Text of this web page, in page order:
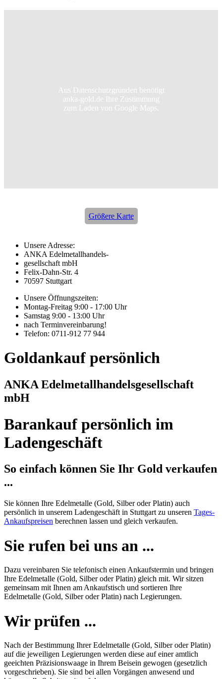
Größere Karte
Aus Datenschutzgründen benötigt
anka-gold.de Ihre Zustimmung
zum Laden von Google Maps.
Unsere Adresse:
ANKA Edelmetallhandels-
gesellschaft mbH
Felix-Dahn-Str. 4
70597 Stuttgart
Unsere Öffnungszeiten:
Montag-Freitag 9:00 - 17:00 Uhr
Samstag 9:00 - 13:00 Uhr
nach Terminvereinbarung!
Telefon: 0711-912 77 944
Goldankauf persönlich
ANKA Edelmetallhandelsgesellschaft
mbH
Barankauf persönlich im
Ladengeschäft
So einfach können Sie Ihr Gold verkaufen
...
Sie können Ihre Edelmetalle (Gold, Silber oder Platin) auch
persönlich in unserem Ladengeschäft in Stuttgart zu unseren Tages-
Ankaufspreisen berechnen lassen und gleich verkaufen.
Sie rufen bei uns an ...
Dazu vereinbaren Sie telefonisch einen Ankaufstermin und bringen
Ihre Edelmetalle (Gold, Silber oder Platin) gleich mit. Wir sitzen
gemeinsam mit Ihnen am Ankaufstisch und sortieren Ihre
Edelmetalle (Gold, Silber oder Platin) nach Legierungen.
Wir prüfen ...
Nach der Bestimmung Ihrer Edelmetalle (Gold, Silber oder Platin)
auf die jeweiligen Legierungen werden diese auf einer amtlich
geeichten Präzisionswaage in Ihrem Beisein gewogen (gesetzlich
vorgeschrieben). Sie sind bei allen Vorgängen anwesend und